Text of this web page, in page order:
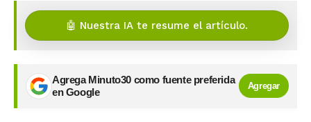
🤖 Nuestra IA te resume el artículo.
Agrega Minuto30 como fuente preferida
en Google
Agregar